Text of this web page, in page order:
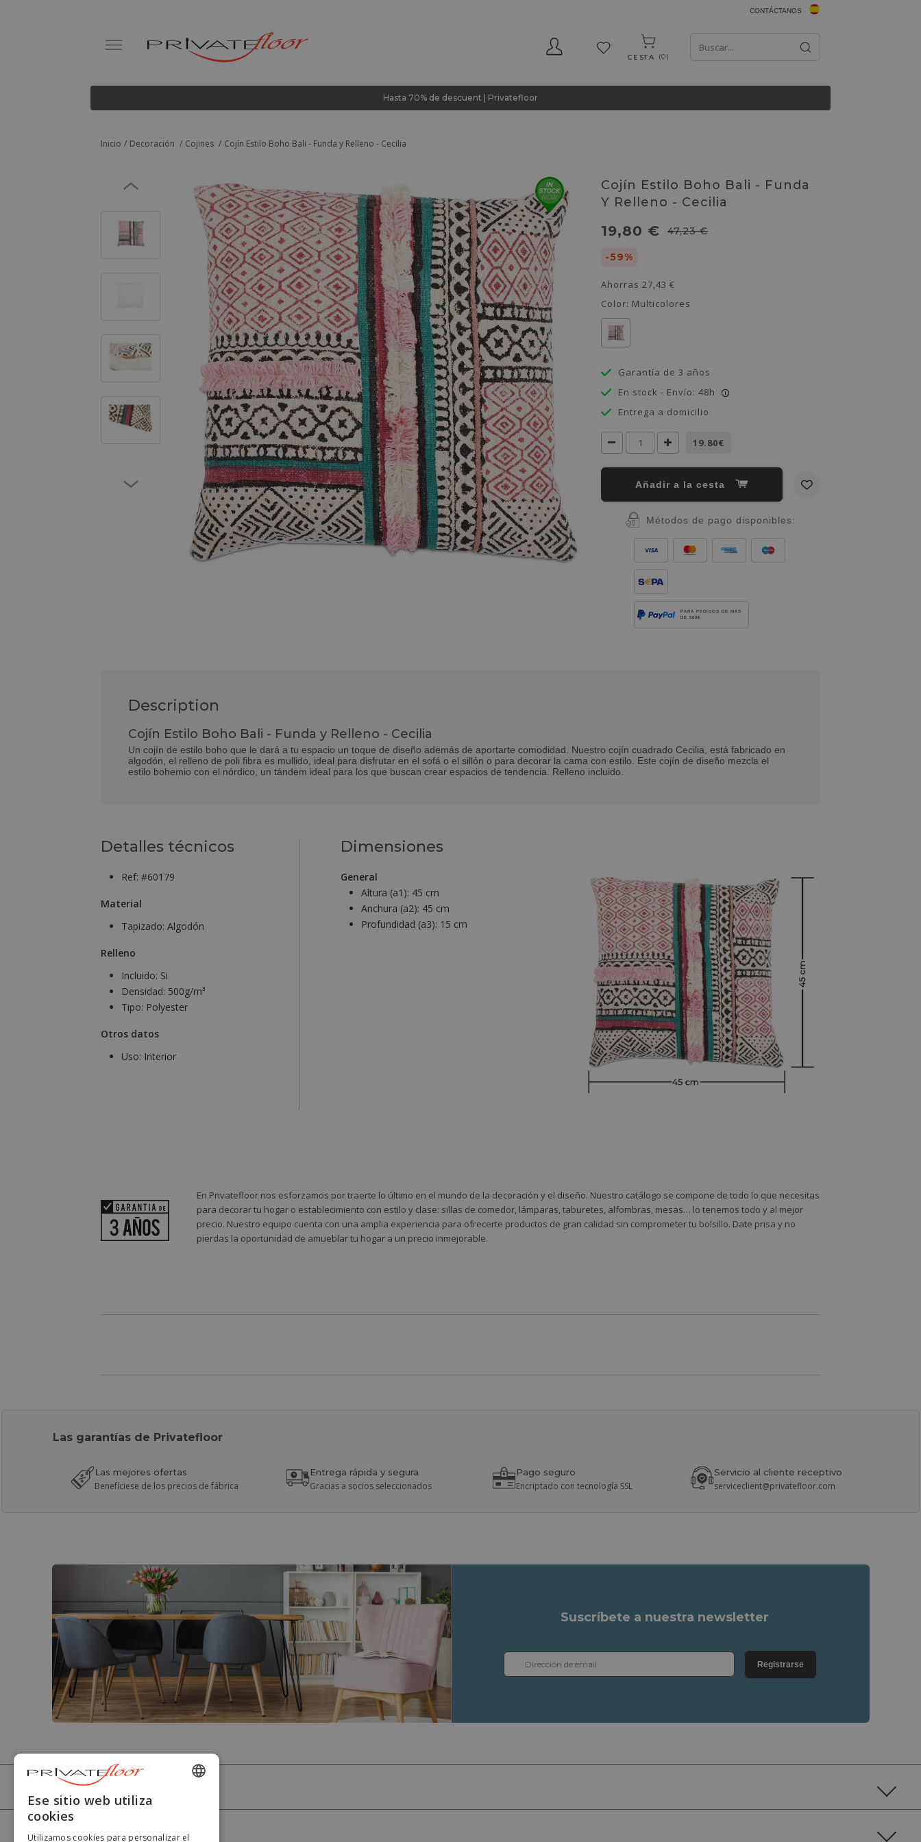
CONTÁCTANOS
CESTA 0
Hasta 70% de descuent | Privatefloor
Inicio Decoración Cojines Cojín Estilo Boho Bali - Funda y Relleno - Cecilia
Cojín Estilo Boho Bali - Funda
Y Relleno - Cecilia
19,80 € 47,23 €
-59%
Ahorras 27,43 €
Color: Multicolores
Garantía de 3 años
En stock - Envío: 48h
i
Entrega a domicilio
19.80€
Añadir a la cesta
Métodos de pago disponibles:
PARA PEDIDOS DE MÁS
DE 500€
Description
Cojín Estilo Boho Bali - Funda y Relleno - Cecilia
Un cojín de estilo boho que le dará a tu espacio un toque de diseño además de aportarte comodidad. Nuestro cojín cuadrado Cecilia, está fabricado en
algodón, el relleno de poli fibra es mullido, ideal para disfrutar en el sofá o el sillón o para decorar la cama con estilo. Este cojín de diseño mezcla el
estilo bohemio con el nórdico, un tándem ideal para los que buscan crear espacios de tendencia. Relleno incluido.
Detalles técnicos
Ref: #60179
Material
Tapizado: Algodón
Relleno
Incluido: Si
Densidad: 500g/m³
Tipo: Polyester
Otros datos
Uso: Interior
Dimensiones
General
Altura (a1): 45 cm
Anchura (a2): 45 cm
Profundidad (a3): 15 cm
En Privatefloor nos esforzamos por traerte lo último en el mundo de la decoración y el diseño. Nuestro catálogo se compone de todo lo que necesitas
para decorar tu hogar o establecimiento con estilo y clase: sillas de comedor, lámparas, taburetes, alfombras, mesas… lo tenemos todo y al mejor
precio. Nuestro equipo cuenta con una amplia experiencia para ofrecerte productos de gran calidad sin comprometer tu bolsillo. Date prisa y no
pierdas la oportunidad de amueblar tu hogar a un precio inmejorable.
Las garantías de Privatefloor
Las mejores ofertas
Benefíciese de los precios de fábrica
Entrega rápida y segura
Gracias a socios seleccionados
Pago seguro
Encriptado con tecnología SSL
Servicio al cliente receptivo
serviceclient@privatefloor.com
Suscríbete a nuestra newsletter
Registrarse
PRIVATEFLOOR
AYUDA
Ese sitio web utiliza
cookies
Utilizamos cookies para personalizar el